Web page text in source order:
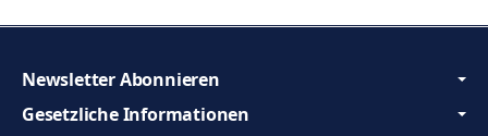
Gesetzliche Informationen
Newsletter Abonnieren